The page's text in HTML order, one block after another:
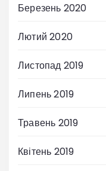
Березень 2020
Лютий 2020
Листопад 2019
Липень 2019
Травень 2019
Квітень 2019